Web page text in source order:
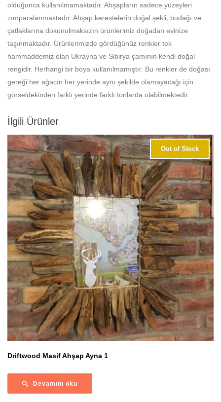
olduğunca kullanılmamaktadır. Ahşapların sadece yüzeyleri
zımparalanmaktadır. Ahşap kerestelerin doğal şekli, budağı ve
çatlaklarına dokunulmaksızın ürünlerimiz doğadan evinize
taşınmaktadır. Ürünlerimizde gördüğünüz renkler tek
hammaddemiz olan Ukrayna ve Sibirya çamının kendi doğal
rengidir. Herhangi bir boya kullanılmamıştır. Bu renkler de doğası
gereği her ağacın her yerinde aynı şekilde olamayacağı için
görseldekinden farklı yerinde farklı tonlarda olabilmektedir.
İlgili Ürünler
Driftwood Masif Ahşap Ayna 1
Out of Stock
Devamını oku